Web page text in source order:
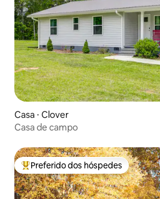
Casa ⋅ Clover
Casa de campo
Entre os melhores preferidos dos
Preferido dos hóspedes